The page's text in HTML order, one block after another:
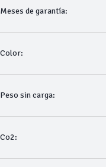
Meses de garantía:
Color:
Peso sin carga:
Co2: